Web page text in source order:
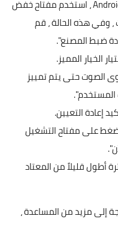
أثناء استخدام شاشة استرداد Android ، استخدم مفتاح خفض
وفي هذه الحالة ، قم
ضبط المصنع".
الخيار المميز.
حتى يتم تمييز
المستخدم".
إعادة التعيين.
اضغط على مفتاح التشغيل
أطول قليلاً من المعتاد
إلى مزيد من المساعدة ،